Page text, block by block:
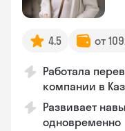
4.5 от
Работала
компании в
Развивает
одновременно